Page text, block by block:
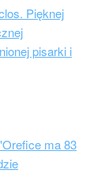
Pięknej
pisarki i
ma 83